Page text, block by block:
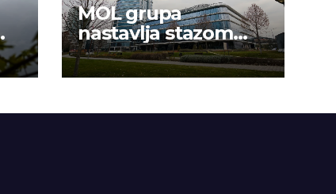
MOL grupa
nastavlja stazom
uspeha